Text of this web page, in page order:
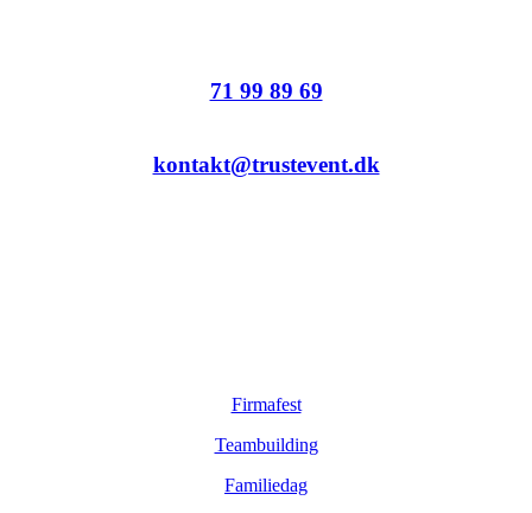
71 99 89 69
kontakt@trustevent.dk
Firmafest
Teambuilding
Familiedag